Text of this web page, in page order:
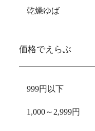
乾燥ゆば
価格でえらぶ
999円以下
1,000～2,999円